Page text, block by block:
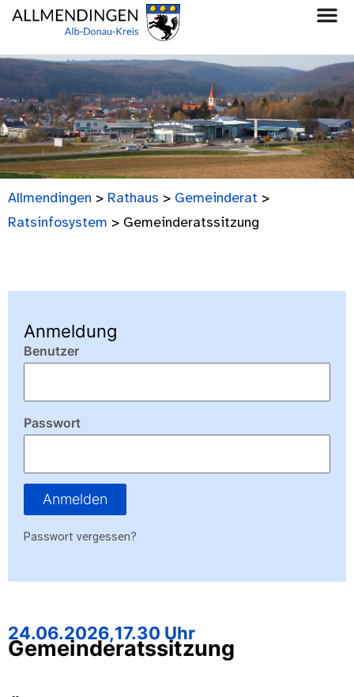
Allmendingen > Rathaus > Gemeinderat >
Ratsinfosystem > Gemeinderatssitzung
24.06.2026,17.30 Uhr
Gemeinderatssitzung
Anmeldung
Benutzer
Passwort
Anmelden
Passwort vergessen?